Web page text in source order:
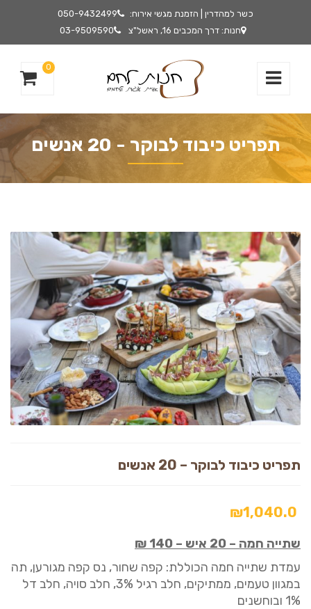
כשר למהדרין | הזמנת מגשי אירוח:
050-9432499
חנות: דרך המכבים 16, ראשל"צ
03-9509590
0
תפריט כיבוד לבוקר - 20 אנשים
תפריט כיבוד לבוקר – 20 אנשים
₪1,040.0
שתייה חמה –
–
140 ₪
עמדת שתייה חמה הכוללת: קפה שחור, נס קפה מגורען, תה
במגוון טעמים, ממתיקים, חלב רגיל 3%, חלב סויה , חלב דל
1% ובוחשנים